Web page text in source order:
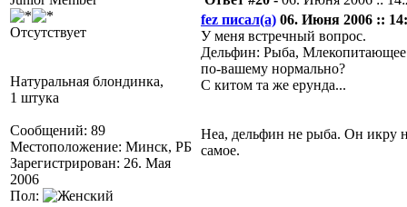
Отсутствует
Натуральная блондинка,
1 штука
Сообщений: 89
Местоположение: Минск, РБ
Зарегистрирован: 26. Мая
2006
Пол:
fez писал(а) 06. Июня 2006 ::
У меня встречный вопрос.
Дельфин: Рыба, Млекопитающее
по-вашему нормально?
С китом та же ерунда...
Неа, дельфин не рыба. Он икру
самое.